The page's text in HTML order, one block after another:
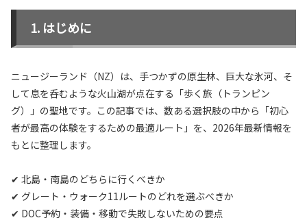
はじめに
ニュージーランド（NZ）は、手つかずの原生林、巨大な氷河、そ
して息を呑むような火山湖が点在する「歩く旅（トランピン
グ）」の聖地です。この記事では、数ある選択肢の中から「初心
者が最高の体験をするための最適ルート」を、2026年最新情報を
もとに整理します。
✔ 北島・南島のどちらに行くべきか
✔ グレート・ウォーク11ルートのどれを選ぶべきか
✔ DOC予約・装備・移動で失敗しないための要点